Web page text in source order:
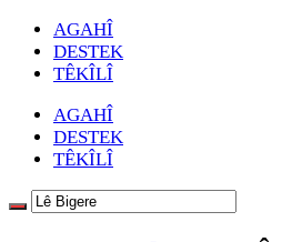
AGAHÎ
DESTEK
TÊKÎLÎ
AGAHÎ
DESTEK
TÊKÎLÎ